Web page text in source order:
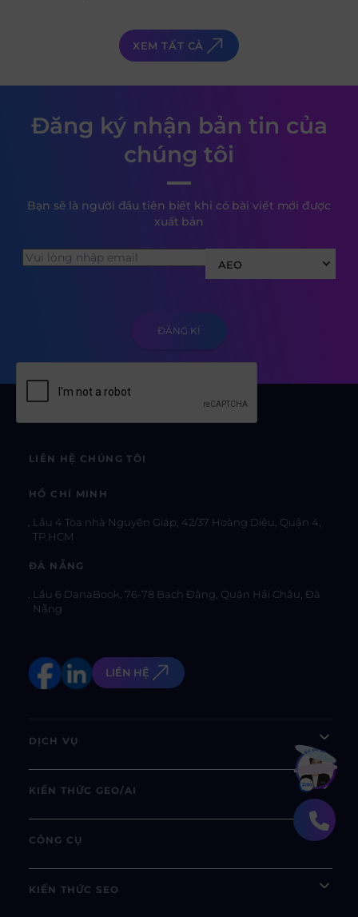
XEM TẤT CẢ
Đăng ký nhận bản tin của
chúng tôi
Bạn sẽ là người đầu tiên biết khi có bài viết mới được
xuất bản
AEO
LIÊN HỆ CHÚNG TÔI
HỒ CHÍ MINH
Lầu 4 Tòa nhà Nguyên Giáp, 42/37 Hoàng Diệu, Quận 4,
TP.HCM
ĐÀ NẴNG
Lầu 6 DanaBook, 76-78 Bạch Đằng, Quận Hải Châu, Đà
Nẵng
LIÊN HỆ
DỊCH VỤ
KIẾN THỨC GEO/AI
CÔNG CỤ
KIẾN THỨC SEO
Bạn muốn hiểu thêm?Xem chi tiết